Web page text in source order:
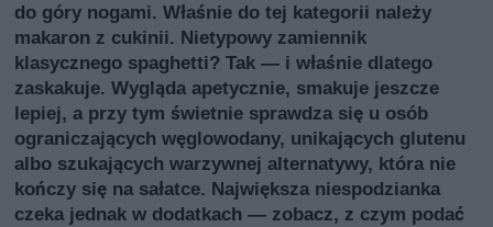
do góry nogami. Właśnie do tej kategorii należy
makaron z cukinii. Nietypowy zamiennik
klasycznego spaghetti? Tak — i właśnie dlatego
zaskakuje. Wygląda apetycznie, smakuje jeszcze
lepiej, a przy tym świetnie sprawdza się u osób
ograniczających węglowodany, unikających glutenu
albo szukających warzywnej alternatywy, która nie
kończy się na sałatce. Największa niespodzianka
czeka jednak w dodatkach — zobacz, z czym podać